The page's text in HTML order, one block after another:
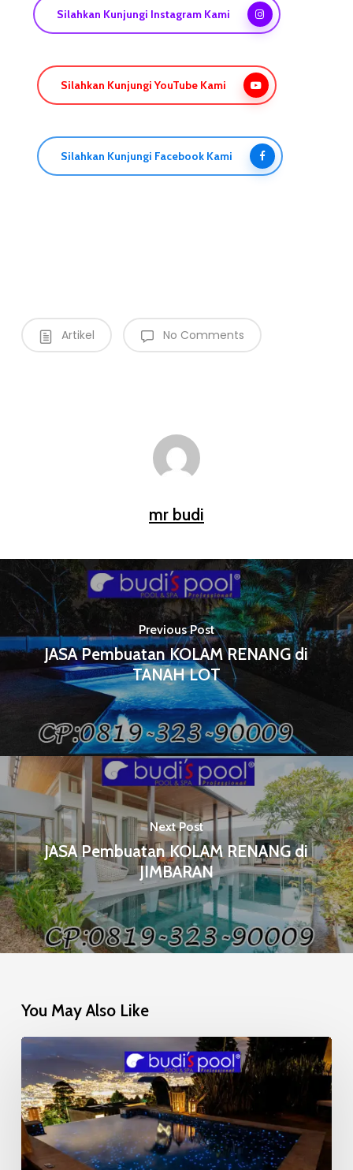
Silahkan Kunjungi Instagram Kami
Silahkan Kunjungi YouTube Kami
Silahkan Kunjungi Facebook Kami
Artikel No Comments
mr budi
Previous Post
JASA Pembuatan KOLAM RENANG di
TANAH LOT
Next Post
JASA Pembuatan KOLAM RENANG di
JIMBARAN
You May Also Like
Mosaic
Glow
in
the
Dark